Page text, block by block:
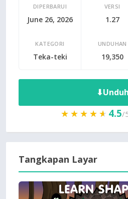
DIPERBARUI
June 26, 2026
VERSI
1.27
KATEGORI
Teka-teki
UNDUHAN
19,350
⬇Unduh
★★★★★
★★★★★ 4.5/
Tangkapan Layar